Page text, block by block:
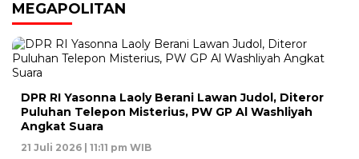
MEGAPOLITAN
DPR RI Yasonna Laoly Berani Lawan Judol, Diteror
Puluhan Telepon Misterius, PW GP Al Washliyah
Angkat Suara
21 Juli 2026 | 11:11 pm WIB